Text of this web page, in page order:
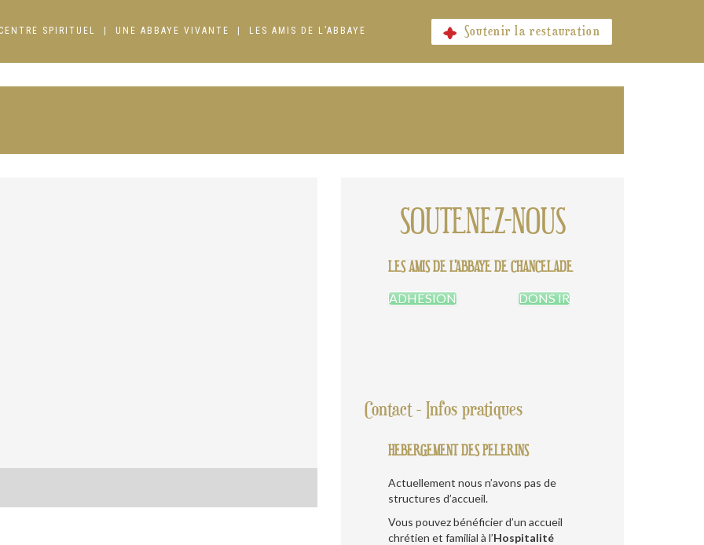
Soutenir la restauration
CENTRE SPIRITUEL UNE ABBAYE VIVANTE LES AMIS DE L’ABBAYE
SOUTENEZ-NOUS
LES AMIS DE L'ABBAYE DE CHANCELADE
ADHESION DONS IR
Contact - Infos pratiques
HEBERGEMENT DES PELERINS
Actuellement nous n’avons pas de
structures d’accueil.
Vous pouvez bénéficier d’un accueil
chrétien et familial à l’Hospitalité